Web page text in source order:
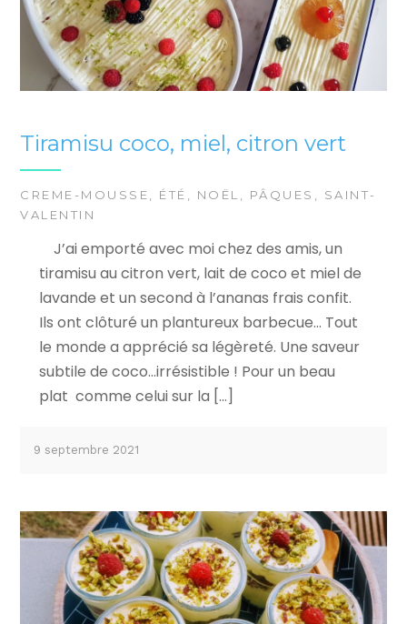
Tiramisu coco, miel, citron vert
CREME-MOUSSE, ÉTÉ , NOËL , PÂQUES , SAINT-
VALENTIN
J’ai emporté avec moi chez des amis, un
tiramisu au citron vert, lait de coco et miel de
lavande et un second à l’ananas frais confit.
Ils ont clôturé un plantureux barbecue… Tout
le monde a apprécié sa légèreté. Une saveur
subtile de coco…irrésistible ! Pour un beau
plat comme celui sur la […]
9 septembre 2021